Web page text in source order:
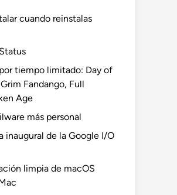
cuando reinstalas
tiempo limitado: Day of
Fandango, Full
Age
más personal
inaugural de la Google I/O
limpia de macOS